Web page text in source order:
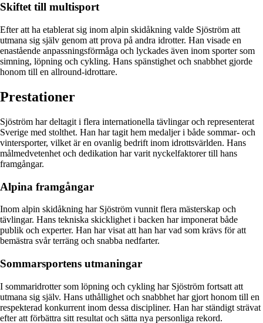
Skiftet till multisport
Efter att ha etablerat sig inom alpin skidåkning valde Sjöström att
utmana sig själv genom att prova på andra idrotter. Han visade en
enastående anpassningsförmåga och lyckades även inom sporter som
simning, löpning och cykling. Hans spänstighet och snabbhet gjorde
honom till en allround-idrottare.
Prestationer
Sjöström har deltagit i flera internationella tävlingar och representerat
Sverige med stolthet. Han har tagit hem medaljer i både sommar- och
vintersporter, vilket är en ovanlig bedrift inom idrottsvärlden. Hans
målmedvetenhet och dedikation har varit nyckelfaktorer till hans
framgångar.
Alpina framgångar
Inom alpin skidåkning har Sjöström vunnit flera mästerskap och
tävlingar. Hans tekniska skicklighet i backen har imponerat både
publik och experter. Han har visat att han har vad som krävs för att
bemästra svår terräng och snabba nedfarter.
Sommarsportens utmaningar
I sommaridrotter som löpning och cykling har Sjöström fortsatt att
utmana sig själv. Hans uthållighet och snabbhet har gjort honom till en
respekterad konkurrent inom dessa discipliner. Han har ständigt strävat
efter att förbättra sitt resultat och sätta nya personliga rekord.